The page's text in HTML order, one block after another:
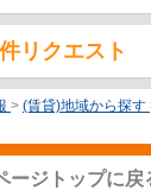
リクエスト
> (賃貸)地域から探す
ージトップに戻